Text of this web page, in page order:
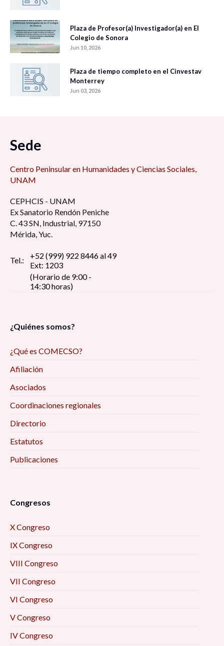
Plaza de Profesor(a) Investigador(a) en El
Colegio de Sonora
Jun 10, 2026
Plaza de tiempo completo en el Cinvestav
Monterrey
Jun 03, 2026
Sede
Centro Peninsular en Humanidades y Ciencias Sociales,
UNAM
CEPHCIS - UNAM
Ex Sanatorio Rendón Peniche
C. 43 SN, Industrial, 97150
Mérida, Yuc.
Tel.:
+52 (999) 922 8446 al 49
Ext: 1203
(Horario de 9:00 -
14:30 horas)
¿Quiénes somos?
¿Qué es COMECSO?
Afiliación
Asociados
Coordinaciones regionales
Directorio
Estatutos
Publicaciones
Congresos
X Congreso
IX Congreso
VIII Congreso
VII Congreso
VI Congreso
V Congreso
IV Congreso